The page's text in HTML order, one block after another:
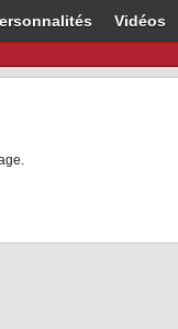
Vidéos